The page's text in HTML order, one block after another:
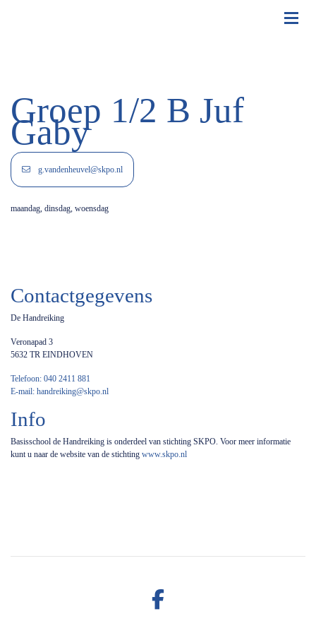
Groep 1/2 B Juf
Gaby
g.vandenheuvel@skpo.nl
maandag, dinsdag, woensdag
Contactgegevens
De Handreiking
Veronapad 3
5632 TR EINDHOVEN
Telefoon: 040 2411 881
E-mail: handreiking@skpo.nl
Info
Basisschool de Handreiking is onderdeel van stichting SKPO. Voor meer
informatie kunt u naar de website van de stichting